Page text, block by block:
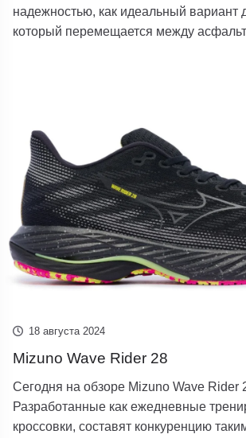
надежностью, как идеальный вариант
который перемещается между
18 августа 2024
Mizuno Wave Rider 28
Сегодня на обзоре Mizuno Wave Rider
Разработанные как ежедневные
кроссовки, составят конкуренцию